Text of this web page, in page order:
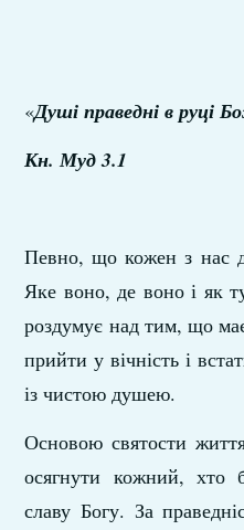
«Душі праведні в руці
Кн. Муд 3.1
Певно, що кожен з нас
Яке воно, де воно і як
роздумує над тим, що
прийти у вічність і
із чистою душею.
Основою святости
осягнути кожний, хто
славу Богу. За